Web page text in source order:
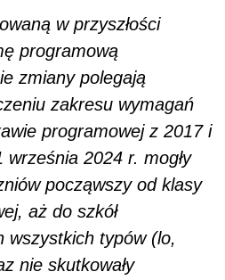
w przyszłości
programową
zmiany polegają
zakresu wymagań
programowej z 2017 i
2024 r. mogły
począwszy od klasy
aż do szkół
wszystkich typów (lo,
nie skutkowały